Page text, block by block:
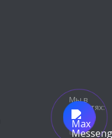
Мы в
соцсетях: